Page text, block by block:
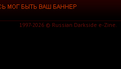
1997-2026 © Russian Darkside e-Zine.